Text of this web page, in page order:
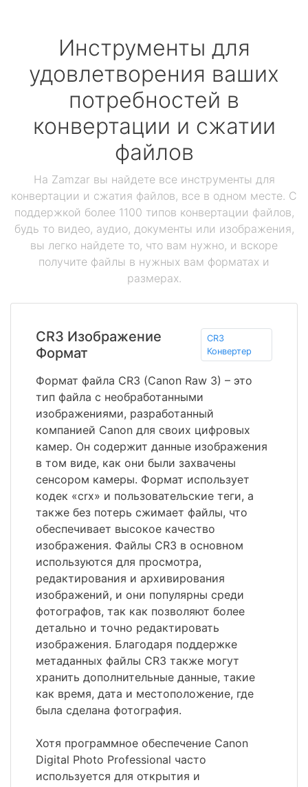
Инструменты для
удовлетворения ваших
потребностей в
конвертации и сжатии
файлов
На Zamzar вы найдете все инструменты для
конвертации и сжатия файлов, все в одном месте. С
поддержкой более 1100 типов конвертации файлов,
будь то видео, аудио, документы или изображения,
вы легко найдете то, что вам нужно, и вскоре
получите файлы в нужных вам форматах и
размерах.
CR3 Изображение
Формат
CR3
Конвертер
Формат файла CR3 (Canon Raw 3) – это
тип файла с необработанными
изображениями, разработанный
компанией Canon для своих цифровых
камер. Он содержит данные изображения
в том виде, как они были захвачены
сенсором камеры. Формат использует
кодек «crx» и пользовательские теги, а
также без потерь сжимает файлы, что
обеспечивает высокое качество
изображения. Файлы CR3 в основном
используются для просмотра,
редактирования и архивирования
изображений, и они популярны среди
фотографов, так как позволяют более
детально и точно редактировать
изображения. Благодаря поддержке
метаданных файлы CR3 также могут
хранить дополнительные данные, такие
как время, дата и местоположение, где
была сделана фотография.
Хотя программное обеспечение Canon
Digital Photo Professional часто
используется для открытия и